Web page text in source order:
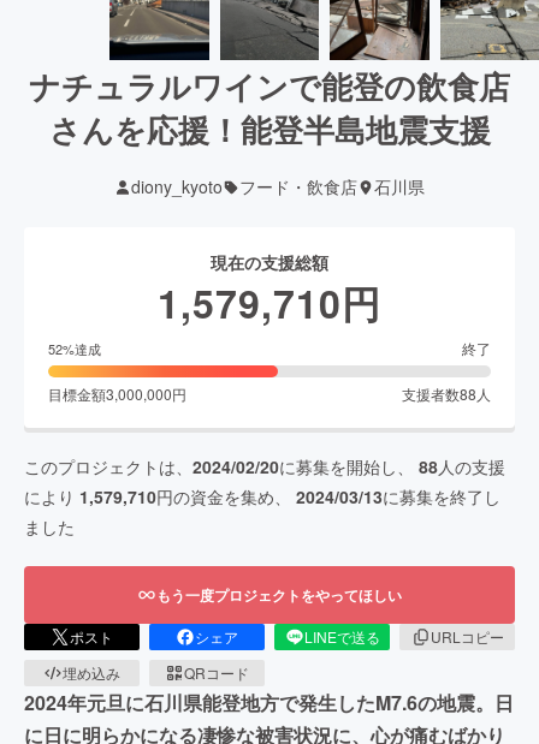
ナチュラルワインで能登の飲食店
さんを応援！能登半島地震支援
diony_kyoto フード・飲食店 石川県
現在の支援総額
1,579,710円
52%達成 終了
目標金額3,000,000円 支援者数88 人
このプロジェクトは、 2024/02/20に募集を開始し、 88人の支援
により 1,579,710円の資金を集め、 2024/03/13に募集を終了し
ました
もう一度プロジェクトをやってほしい
ポスト シェア LINEで送る
URLコピー
埋め込み
QRコード
2024年元旦に石川県能登地方で発生したM7.6の地震。日
に日に明らかになる凄惨な被害状況に、心が痛むばかり